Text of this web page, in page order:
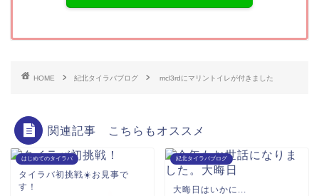
HOME 紀北タイラバブログ mcl3rdにマリントイレが付きました
関連記事 こちらもオススメ
はじめてのタイラバ
タイラバ初挑戦☀️お見事で
す！
紀北タイラバブログ
大晦日はいかに...